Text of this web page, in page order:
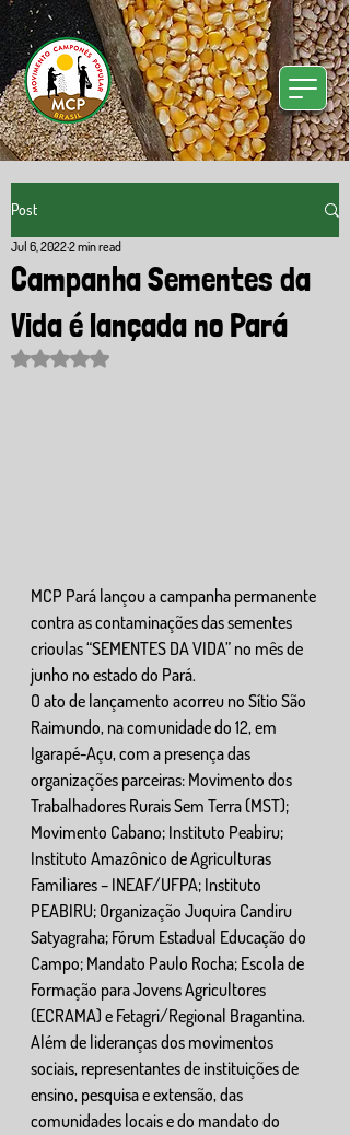
Post
Campanha Sementes da
Vida é lançada no Pará
Jul 6, 20222 min read
Rated NaN out of 5 stars.
MCP Pará lançou a campanha permanente
contra as contaminações das sementes
crioulas “SEMENTES DA VIDA” no mês de
junho no estado do Pará.
O ato de lançamento acorreu no Sítio São
Raimundo, na comunidade do 12, em
Igarapé-Açu, com a presença das
organizações parceiras: Movimento dos
Trabalhadores Rurais Sem Terra (MST);
Movimento Cabano; Instituto Peabiru;
Instituto Amazônico de Agriculturas
Familiares – INEAF/UFPA; Instituto
PEABIRU; Organização Juquira Candiru
Satyagraha; Fórum Estadual Educação do
Campo; Mandato Paulo Rocha; Escola de
Formação para Jovens Agricultores
(ECRAMA) e Fetagri/Regional Bragantina.
Além de lideranças dos movimentos
sociais, representantes de instituições de
ensino, pesquisa e extensão, das
comunidades locais e do mandato do